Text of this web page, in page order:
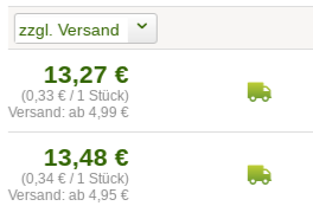
zzgl. Versand
13,27 €
(0,33 € / 1 Stück)
Versand: ab 4,99 €
13,48 €
(0,34 € / 1 Stück)
Versand: ab 4,95 €